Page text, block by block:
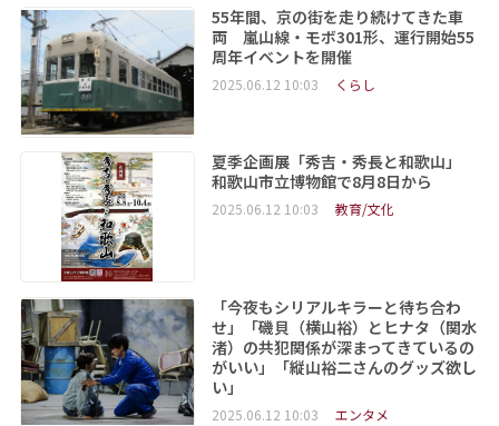
55年間、京の街を走り続けてきた車
両 嵐山線・モボ301形、運行開始55
周年イベントを開催
2025.06.12 10:03 くらし
夏季企画展「秀吉・秀長と和歌山」
和歌山市立博物館で8月8日から
2025.06.12 10:03 教育/文化
「今夜もシリアルキラーと待ち合わ
せ」「磯貝（横山裕）とヒナタ（関水
渚）の共犯関係が深まってきているの
がいい」「縦山裕二さんのグッズ欲し
い」
2025.06.12 10:03 エンタメ